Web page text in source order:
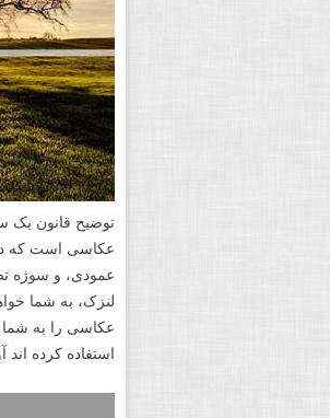
عکاسی است که
عمودی، و سوژه
لنزک، به شما
عکاسی را به شما
استفاده کرده